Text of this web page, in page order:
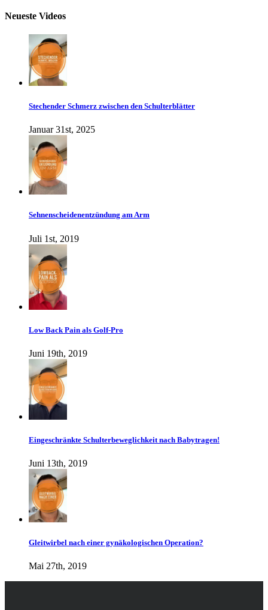
Neueste Videos
Stechender Schmerz zwischen den Schulterblätter
Januar 31st, 2025
Sehnenscheidenentzündung am Arm
Juli 1st, 2019
Low Back Pain als Golf-Pro
Juni 19th, 2019
Eingeschränkte Schulterbeweglichkeit nach Babytragen!
Juni 13th, 2019
Gleitwirbel nach einer gynäkologischen Operation?
Mai 27th, 2019